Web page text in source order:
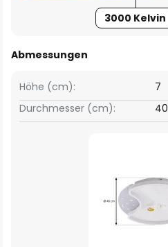
3000 Kelvin
Abmessungen
Höhe (cm):
7
Durchmesser (cm):
40